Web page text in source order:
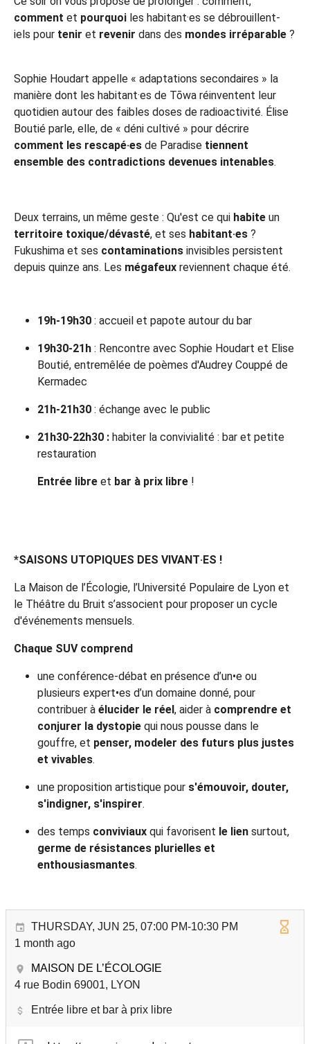
comment et pourquoi les habitant·es se débrouillent-
iels pour tenir et revenir dans des mondes irréparable ?
Sophie Houdart appelle « adaptations secondaires » la
manière dont les habitant·es de Tōwa réinventent leur
quotidien autour des faibles doses de radioactivité. Élise
Boutié parle, elle, de « déni cultivé » pour décrire
comment les rescapé·es de Paradise tiennent
ensemble des contradictions devenues intenables.
Deux terrains, un même geste : Qu'est ce qui habite un
territoire toxique/dévasté, et ses habitant·es ?
Fukushima et ses contaminations invisibles persistent
depuis quinze ans. Les mégafeux reviennent chaque été.
19h-19h30 : accueil et papote autour du bar
19h30-21h : Rencontre avec Sophie Houdart et Elise
Boutié, entremêlée de poèmes d'Audrey Couppé de
Kermadec
21h-21h30 : échange avec le public
21h30-22h30 : habiter la convivialité : bar et petite
restauration
Entrée libre et bar à prix libre !
*SAISONS UTOPIQUES DES VIVANT·ES !
La Maison de l’Écologie, l’Université Populaire de Lyon et
le Théâtre du Bruit s’associent pour proposer un cycle
d'événements mensuels.
Chaque SUV comprend
une conférence-débat en présence d’un•e ou
plusieurs expert•es d’un domaine donné, pour
contribuer à élucider le réel , aider à comprendre et
conjurer la dystopie qui nous pousse dans le
gouffre, et penser, modeler des futurs plus justes
et vivables.
une proposition artistique pour s'émouvoir, douter,
s'indigner, s'inspirer.
des temps conviviaux qui favorisent le lien surtout,
germe de résistances plurielles et
enthousiasmantes.
THURSDAY, JUN 25, 07:00 PM-10:30 PM
1 month ago
MAISON DE L’ÉCOLOGIE
4 rue Bodin 69001, LYON
Entrée libre et bar à prix libre